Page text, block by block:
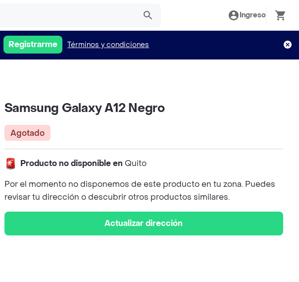
Ingreso
Registrarme Términos y condiciones
Samsung Galaxy A12 Negro
Agotado
Producto no disponible en Quito
Por el momento no disponemos de este producto en tu zona. Puedes
revisar tu dirección o descubrir otros productos similares.
Actualizar dirección